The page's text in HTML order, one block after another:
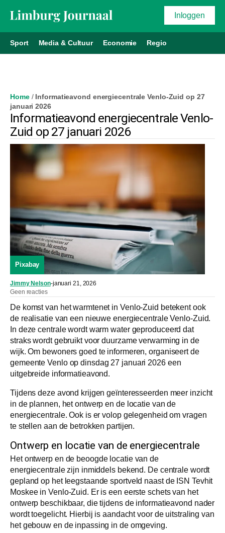
Inloggen
Sport Media & Cultuur Economie Regio
Home/ Informatieavond energiecentrale Venlo-Zuid op 27
januari 2026
Informatieavond energiecentrale Venlo-
Zuid op 27 januari 2026
Pixabay
Jimmy Nelson-januari 21, 2026
Geen reacties
De komst van het warmtenet in Venlo-Zuid betekent ook
de realisatie van een nieuwe energiecentrale Venlo-Zuid.
In deze centrale wordt warm water geproduceerd dat
straks wordt gebruikt voor duurzame verwarming in de
wijk. Om bewoners goed te informeren, organiseert de
gemeente Venlo op dinsdag 27 januari 2026 een
uitgebreide informatieavond.
Tijdens deze avond krijgen geïnteresseerden meer inzicht
in de plannen, het ontwerp en de locatie van de
energiecentrale. Ook is er volop gelegenheid om vragen
te stellen aan de betrokken partijen.
Ontwerp en locatie van de energiecentrale
Het ontwerp en de beoogde locatie van de
energiecentrale zijn inmiddels bekend. De centrale wordt
gepland op het leegstaande sportveld naast de ISN Tevhit
Moskee in Venlo-Zuid. Er is een eerste schets van het
ontwerp beschikbaar, die tijdens de informatieavond nader
wordt toegelicht. Hierbij is aandacht voor de uitstraling van
het gebouw en de inpassing in de omgeving.